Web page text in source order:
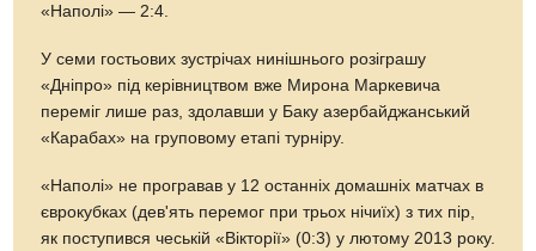
«Наполі» — 2:4.
У семи гостьових зустрічах нинішнього розіграшу
«Дніпро» під керівництвом вже Мирона Маркевича
переміг лише раз, здолавши у Баку азербайджанський
«Карабах» на груповому етапі турніру.
«Наполі» не програвав у 12 останніх домашніх матчах в
єврокубках (дев'ять перемог при трьох нічиїх) з тих пір,
як поступився чеській «Вікторії» (0:3) у лютому 2013 року.